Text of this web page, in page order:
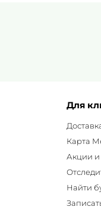
Для
Карта
Акции и
Найти